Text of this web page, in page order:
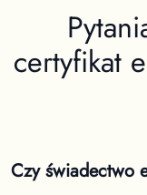
certyfikat
Czy świadectwo